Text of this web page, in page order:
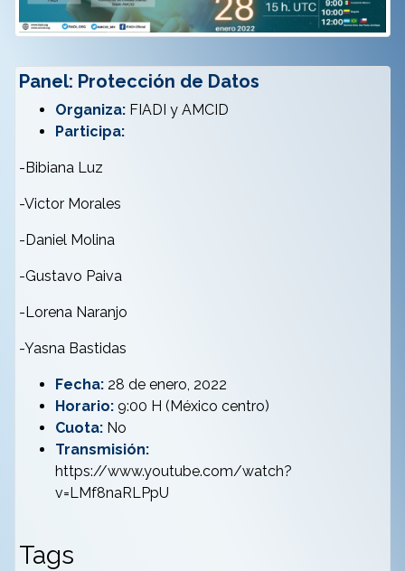
Panel: Protección de Datos
Organiza: FIADI y AMCID
Participa:
-Bibiana Luz
-Victor Morales
-Daniel Molina
-Gustavo Paiva
-Lorena Naranjo
-Yasna Bastidas
Fecha: 28 de enero, 2022
Horario: 9:00 H (México centro)
Cuota: No
Transmisión:
https://www.youtube.com/watch?
v=LMf8naRLPpU
Tags